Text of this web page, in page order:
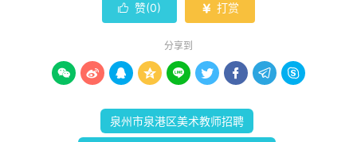
 赞(0)  打赏
分享到
        
泉州市泉港区美术教师招聘